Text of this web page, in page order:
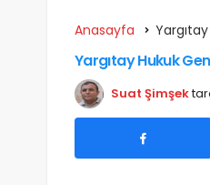
Anasayfa Yargıtay
Yargıtay Hukuk
Suat Şimşek